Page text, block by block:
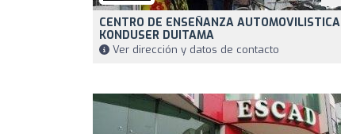
CENTRO DE ENSEÑANZA AUTOMOVILISTICA
KONDUSER DUITAMA
Ver dirección y datos de contacto